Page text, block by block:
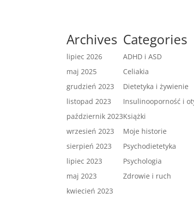
Archives
lipiec 2026
maj 2025
grudzień 2023
listopad 2023
październik 2023
wrzesień 2023
sierpień 2023
lipiec 2023
maj 2023
kwiecień 2023
Categories
ADHD i ASD
Celiakia
Dietetyka i żywienie
Insulinooporność i
Książki
Moje historie
Psychodietetyka
Psychologia
Zdrowie i ruch